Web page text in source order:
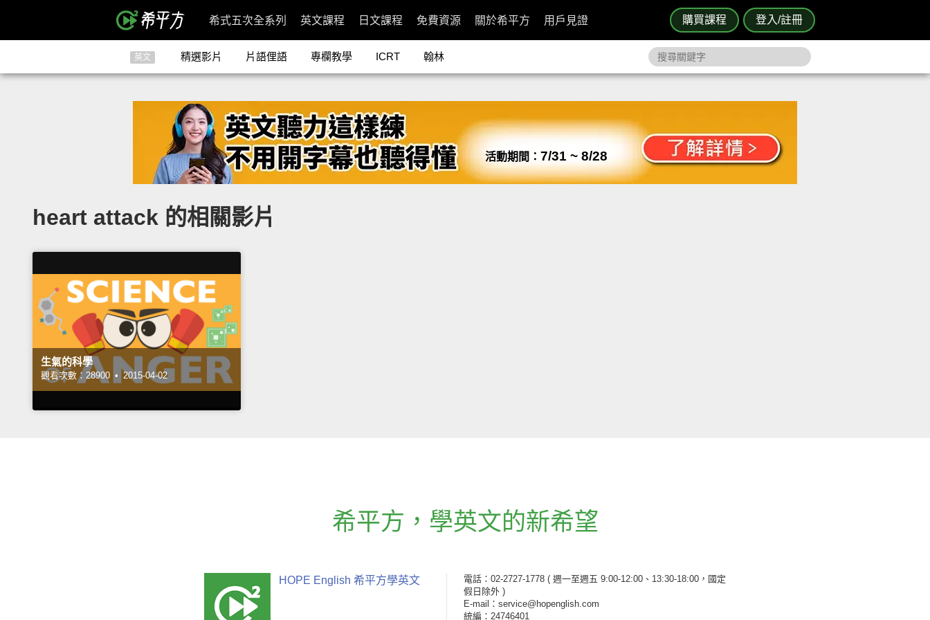
購買課程 登入/註冊
希式五次全系列 英文課程 日文課程 免費資源 關於希平方 用戶見證
英文 精選影片 片語俚語 專欄教學 ICRT 翰林
活動期間： 7/31 ~ 8/28
heart attack 的相關影片
生氣的科學
觀看次數：28900 • 2015-04-02
希平方 ， 學英文的新希望
HOPE English 希平方學英文 電話：02-2727-1778 ( 週一至週五 9:00-12:00、13:30-18:00，國定
假日除外 )
E-mail：service@hopenglish.com
統編：24746401